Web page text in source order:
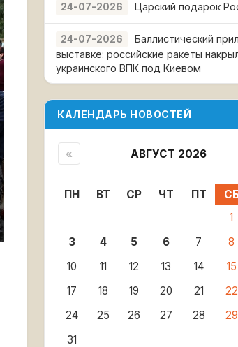
24-07-2026 Царский подарок
24-07-2026
Баллистический
выставке: российские ракеты
украинского ВПК под Киевом
КАЛЕНДАРЬ НОВОСТЕЙ
« АВГУСТ 2026
ПН ВТ СР ЧТ ПТ
1
3
4 5 6 7 8
10
11 12 13 14 15
17
18 19 20 21 22
24
25 26 27 28 29
31